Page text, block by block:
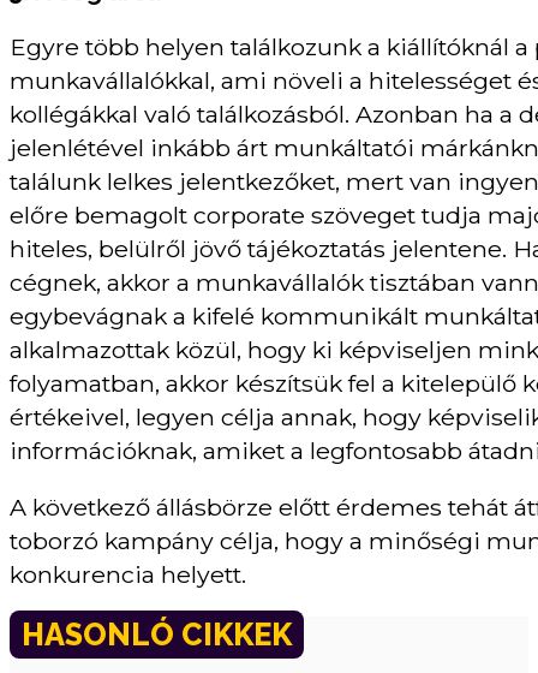
Egyre több helyen találkozunk a kiállítóknál
munkavállalókkal, ami növeli a hitelességet
kollégákkal való találkozásból. Azonban ha
jelenlétével inkább árt munkáltatói
találunk lelkes jelentkezőket, mert van
előre bemagolt corporate szöveget tudja
hiteles, belülről jövő tájékoztatás jelentene.
cégnek, akkor a munkavállalók tisztában
egybevágnak a kifelé kommunikált
alkalmazottak közül, hogy ki képviseljen
folyamatban, akkor készítsük fel a kitelepülő
értékeivel, legyen célja annak, hogy
információknak, amiket a legfontosabb
A következő állásbörze előtt érdemes tehát
toborzó kampány célja, hogy a minőségi
konkurencia helyett.
HASONLÓ CIKKEK